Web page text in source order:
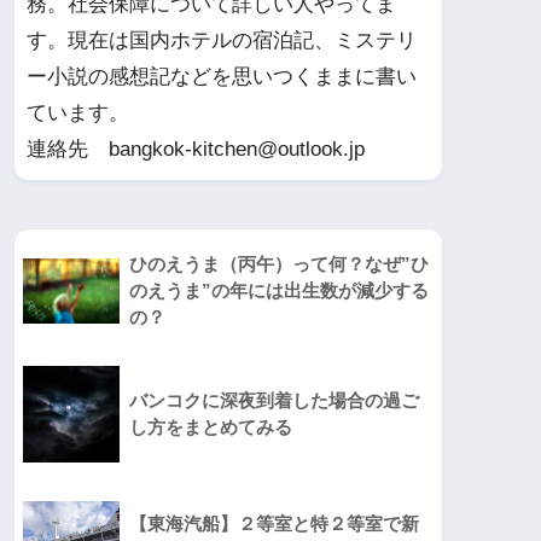
す。現在は国内ホテルの宿泊記、ミステリ
ー小説の感想記などを思いつくままに書い
ています。
連絡先 bangkok-kitchen@outlook.jp
ひのえうま（丙午）って何？なぜ”ひ
のえうま”の年には出生数が減少する
の？
バンコクに深夜到着した場合の過ご
し方をまとめてみる
【東海汽船】２等室と特２等室で新